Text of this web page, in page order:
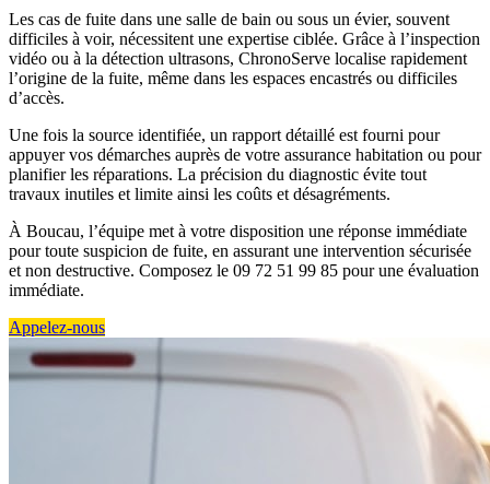
Les cas de fuite dans une salle de bain ou sous un évier, souvent
difficiles à voir, nécessitent une expertise ciblée. Grâce à l’inspection
vidéo ou à la détection ultrasons, ChronoServe localise rapidement
l’origine de la fuite, même dans les espaces encastrés ou difficiles
d’accès.
Une fois la source identifiée, un rapport détaillé est fourni pour
appuyer vos démarches auprès de votre assurance habitation ou pour
planifier les réparations. La précision du diagnostic évite tout
travaux inutiles et limite ainsi les coûts et désagréments.
À Boucau, l’équipe met à votre disposition une réponse immédiate
pour toute suspicion de fuite, en assurant une intervention sécurisée
et non destructive. Composez le 09 72 51 99 85 pour une évaluation
immédiate.
Appelez-nous